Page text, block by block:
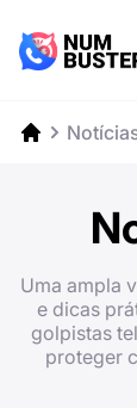
Uma ampla
e dicas
golpistas
proteger